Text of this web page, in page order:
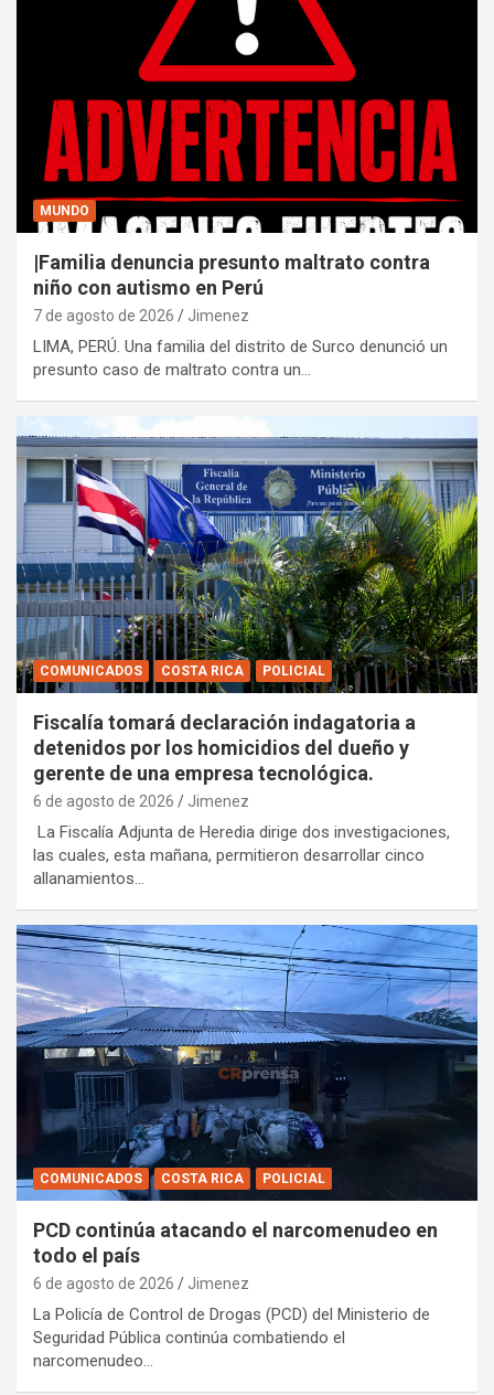
MUNDO
|Familia denuncia presunto maltrato contra
niño con autismo en Perú
7 de agosto de 2026 Jimenez
LIMA, PERÚ. Una familia del distrito de Surco denunció un
presunto caso de maltrato contra un…
COMUNICADOS COSTA RICA POLICIAL
Fiscalía tomará declaración indagatoria a
detenidos por los homicidios del dueño y
gerente de una empresa tecnológica.
6 de agosto de 2026 Jimenez
La Fiscalía Adjunta de Heredia dirige dos investigaciones,
las cuales, esta mañana, permitieron desarrollar cinco
allanamientos…
COMUNICADOS COSTA RICA POLICIAL
PCD continúa atacando el narcomenudeo en
todo el país
6 de agosto de 2026 Jimenez
La Policía de Control de Drogas (PCD) del Ministerio de
Seguridad Pública continúa combatiendo el
narcomenudeo…